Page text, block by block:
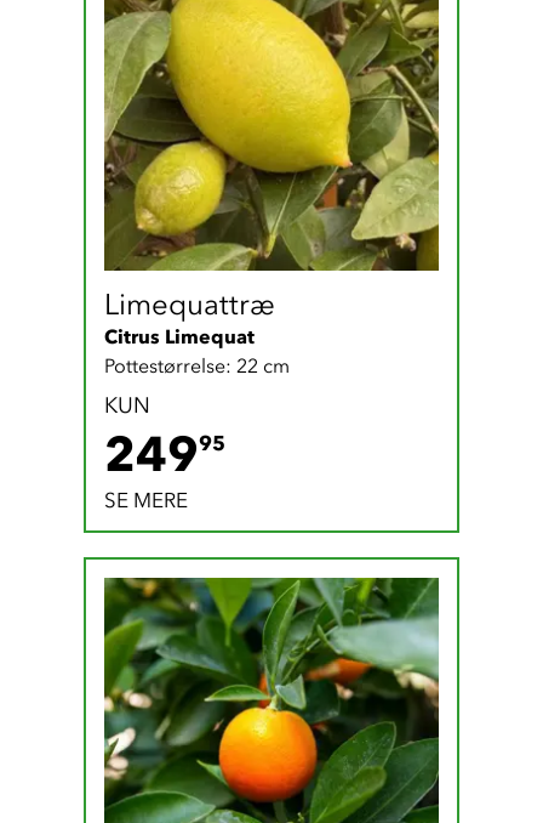
Limequattræ
Citrus Limequat
Pottestørrelse: 22 cm
KUN
24995
SE MERE